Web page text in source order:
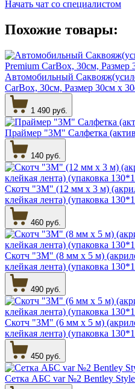
Начать чат со специалистом
Похожие товары:
Автомобильный
CarBox, 30см, Размер 30см х
1 490 руб.
Праймер "3М" Салфетка
140 руб.
Скотч "3М" (12 мм х 3 м)
клейкая лента) (упаковка
460 руб.
Скотч "3М" (8 мм х 5 м)
клейкая лента) (упаковка
490 руб.
Скотч "3М" (6 мм х 5 м)
клейкая лента) (упаковка
450 руб.
Сетка АБС var №2 Bentley